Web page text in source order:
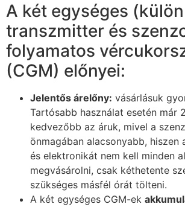
A két egységes (külön
transzmitter és
folyamatos
(CGM) előnyei:
Jelentős árelőny: vásárlásuk
Tartósabb használat esetén már
kedvezőbb az áruk, mivel a
önmagában alacsonyabb, hiszen
és elektronikát nem kell minden
megvásárolni, csak kéthetente
szükséges másfél órát tölteni.
A két egységes CGM-ek